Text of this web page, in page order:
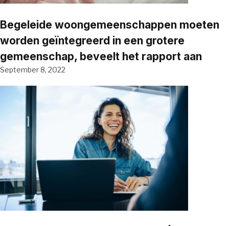
Begeleide woongemeenschappen moeten
worden geïntegreerd in een grotere
gemeenschap, beveelt het rapport aan
September 8, 2022